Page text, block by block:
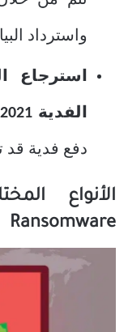
واسترداد
استرجاع
الفدية 2021
دفع فدية قد تصل إلى
الأنواع
Ransomware